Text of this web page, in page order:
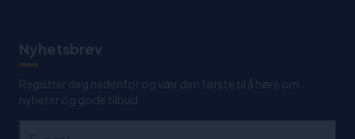
Nyhetsbrev
Registrer deg nedenfor og vær den første til å høre om
nyheter og gode tilbud